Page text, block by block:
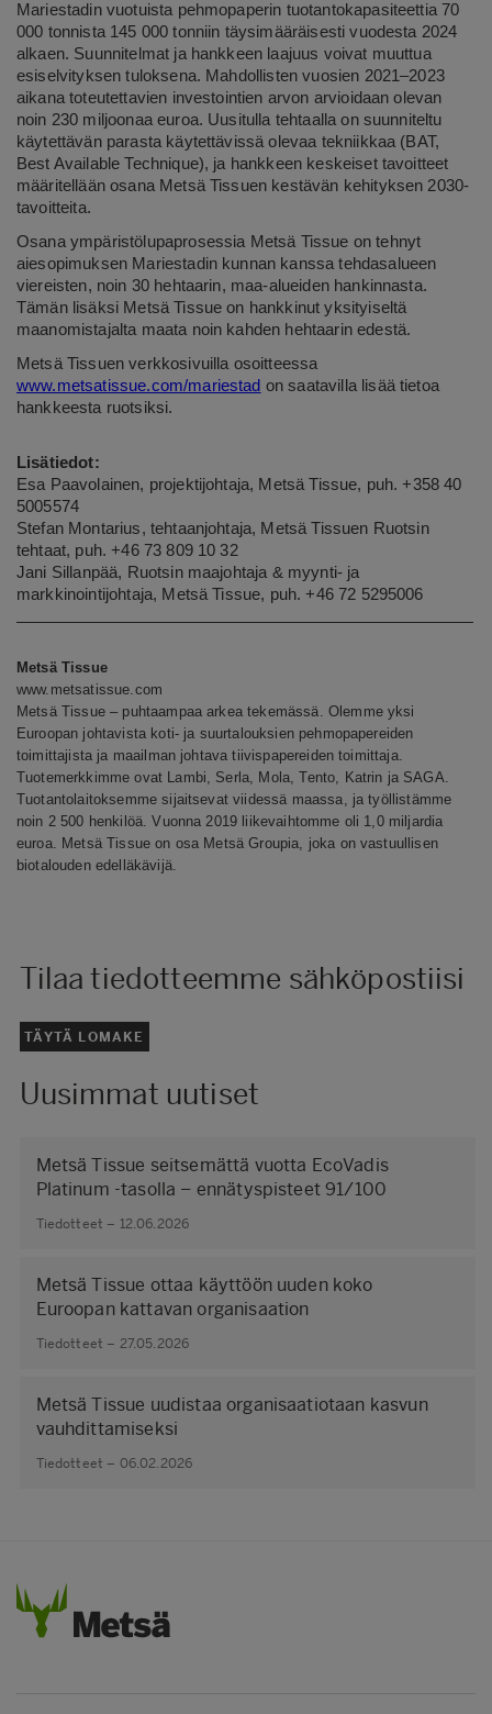
Mariestadin vuotuista pehmopaperin tuotantokapasiteettia 70
000 tonnista 145 000 tonniin täysimääräisesti vuodesta 2024
alkaen. Suunnitelmat ja hankkeen laajuus voivat muuttua
esiselvityksen tuloksena. Mahdollisten vuosien 2021–2023
aikana toteutettavien investointien arvon arvioidaan olevan
noin 230 miljoonaa euroa. Uusitulla tehtaalla on suunniteltu
käytettävän parasta käytettävissä olevaa tekniikkaa (BAT,
Best Available Technique), ja hankkeen keskeiset tavoitteet
määritellään osana Metsä Tissuen kestävän kehityksen 2030-
tavoitteita.
Osana ympäristölupaprosessia Metsä Tissue on tehnyt
aiesopimuksen Mariestadin kunnan kanssa tehdasalueen
viereisten, noin 30 hehtaarin, maa-alueiden hankinnasta.
Tämän lisäksi Metsä Tissue on hankkinut yksityiseltä
maanomistajalta maata noin kahden hehtaarin edestä.
Metsä Tissuen verkkosivuilla osoitteessa
www.metsatissue.com/mariestad on saatavilla lisää tietoa
hankkeesta ruotsiksi.
Lisätiedot:
Esa Paavolainen, projektijohtaja, Metsä Tissue, puh. +358 40
5005574
Stefan Montarius, tehtaanjohtaja, Metsä Tissuen Ruotsin
tehtaat, puh. +46 73 809 10 32
Jani Sillanpää, Ruotsin maajohtaja & myynti- ja
markkinointijohtaja, Metsä Tissue, puh. +46 72 5295006
Metsä Tissue
www.metsatissue.com
Metsä Tissue – puhtaampaa arkea tekemässä. Olemme yksi
Euroopan johtavista koti- ja suurtalouksien pehmopapereiden
toimittajista ja maailman johtava tiivispapereiden toimittaja.
Tuotemerkkimme ovat Lambi, Serla, Mola, Tento, Katrin ja SAGA.
Tuotantolaitoksemme sijaitsevat viidessä maassa, ja työllistämme
noin 2 500 henkilöä. Vuonna 2019 liikevaihtomme oli 1,0 miljardia
euroa. Metsä Tissue on osa Metsä Groupia, joka on vastuullisen
biotalouden edelläkävijä.
Tilaa tiedotteemme sähköpostiisi
TÄYTÄ LOMAKE
Uusimmat uutiset
Metsä Tissue seitsemättä vuotta EcoVadis
Platinum -tasolla – ennätyspisteet 91/100
Tiedotteet – 12.06.2026
Metsä Tissue ottaa käyttöön uuden koko
Euroopan kattavan organisaation
Tiedotteet – 27.05.2026
Metsä Tissue uudistaa organisaatiotaan kasvun
vauhdittamiseksi
Tiedotteet – 06.02.2026